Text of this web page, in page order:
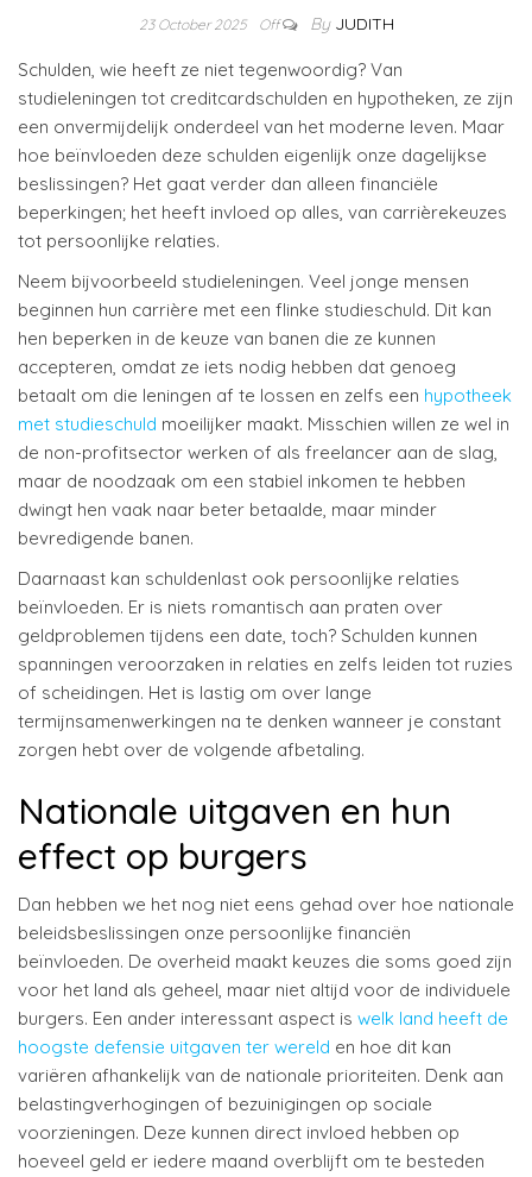
23 October 2025 Off By JUDITH
Schulden, wie heeft ze niet tegenwoordig? Van
studieleningen tot creditcardschulden en hypotheken, ze zijn
een onvermijdelijk onderdeel van het moderne leven. Maar
hoe beïnvloeden deze schulden eigenlijk onze dagelijkse
beslissingen? Het gaat verder dan alleen financiële
beperkingen; het heeft invloed op alles, van carrièrekeuzes
tot persoonlijke relaties.
Neem bijvoorbeeld studieleningen. Veel jonge mensen
beginnen hun carrière met een flinke studieschuld. Dit kan
hen beperken in de keuze van banen die ze kunnen
accepteren, omdat ze iets nodig hebben dat genoeg
betaalt om die leningen af te lossen en zelfs een hypotheek
met studieschuld moeilijker maakt. Misschien willen ze wel in
de non-profitsector werken of als freelancer aan de slag,
maar de noodzaak om een stabiel inkomen te hebben
dwingt hen vaak naar beter betaalde, maar minder
bevredigende banen.
Daarnaast kan schuldenlast ook persoonlijke relaties
beïnvloeden. Er is niets romantisch aan praten over
geldproblemen tijdens een date, toch? Schulden kunnen
spanningen veroorzaken in relaties en zelfs leiden tot ruzies
of scheidingen. Het is lastig om over lange
termijnsamenwerkingen na te denken wanneer je constant
zorgen hebt over de volgende afbetaling.
Nationale uitgaven en hun
effect op burgers
Dan hebben we het nog niet eens gehad over hoe nationale
beleidsbeslissingen onze persoonlijke financiën
beïnvloeden. De overheid maakt keuzes die soms goed zijn
voor het land als geheel, maar niet altijd voor de individuele
burgers. Een ander interessant aspect is welk land heeft de
hoogste defensie uitgaven ter wereld en hoe dit kan
variëren afhankelijk van de nationale prioriteiten. Denk aan
belastingverhogingen of bezuinigingen op sociale
voorzieningen. Deze kunnen direct invloed hebben op
hoeveel geld er iedere maand overblijft om te besteden